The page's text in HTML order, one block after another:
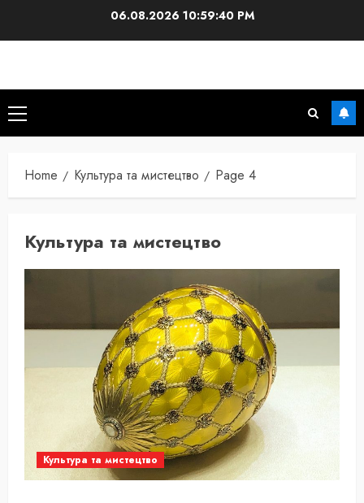
06.08.202610:59:41 PM
Primary
Menu
Home Культура та мистецтво Page 4
Культура та мистецтво
Культура та мистецтво